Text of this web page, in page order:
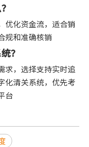
优化资金流，适合销
规和准确核销
？
求，选择支持实时追
化清关系统，优先考
台